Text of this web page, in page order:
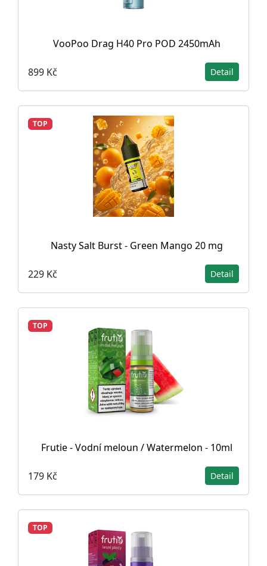
VooPoo Drag H40 Pro POD 2450mAh
899 Kč Detail
TOP
Nasty Salt Burst - Green Mango 20 mg
229 Kč Detail
TOP
Frutie - Vodní meloun / Watermelon - 10ml
179 Kč Detail
TOP